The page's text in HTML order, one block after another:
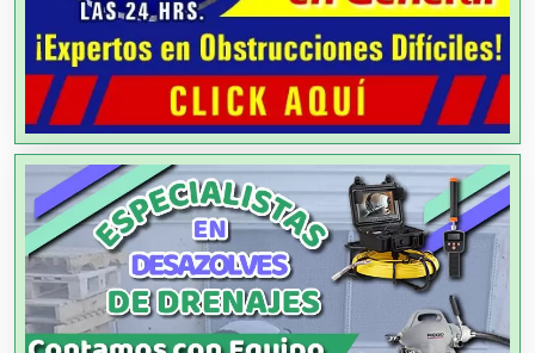
Alarmas
Albercas
Alimentos
Almacenaje